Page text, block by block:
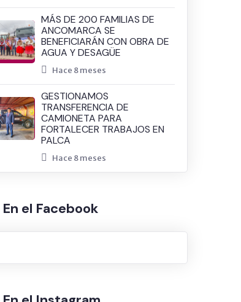
MÁS DE 200 FAMILIAS DE
ANCOMARCA SE
BENEFICIARÁN CON OBRA DE
AGUA Y DESAGÜE
Hace 8 meses
GESTIONAMOS
TRANSFERENCIA DE
CAMIONETA PARA
FORTALECER TRABAJOS EN
PALCA
Hace 8 meses
En el Facebook